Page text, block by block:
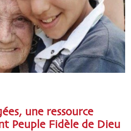
une ressource
Peuple Fidèle de Dieu